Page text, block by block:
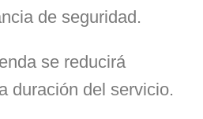
de seguridad.
se reducirá
duración del servicio.